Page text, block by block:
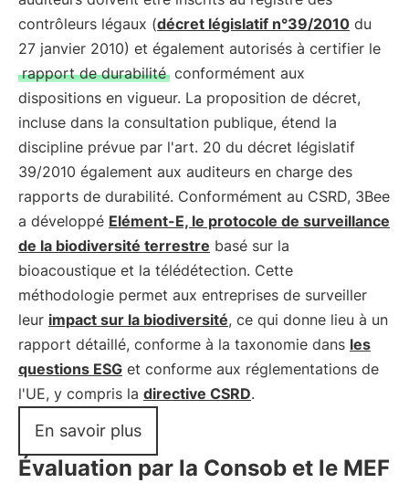
contrôleurs légaux (décret législatif n°39/2010 du
27 janvier 2010) et également autorisés à certifier le
rapport de durabilité conformément aux
dispositions en vigueur. La proposition de décret,
incluse dans la consultation publique, étend la
discipline prévue par l'art. 20 du décret législatif
39/2010 également aux auditeurs en charge des
rapports de durabilité. Conformément au CSRD, 3Bee
a développé Elément-E, le protocole de surveillance
de la biodiversité terrestre basé sur la
bioacoustique et la télédétection. Cette
méthodologie permet aux entreprises de surveiller
leur impact sur la biodiversité, ce qui donne lieu à un
rapport détaillé, conforme à la taxonomie dans les
questions ESG et conforme aux réglementations de
l'UE, y compris la directive CSRD.
En savoir plus
Évaluation par la Consob et le MEF